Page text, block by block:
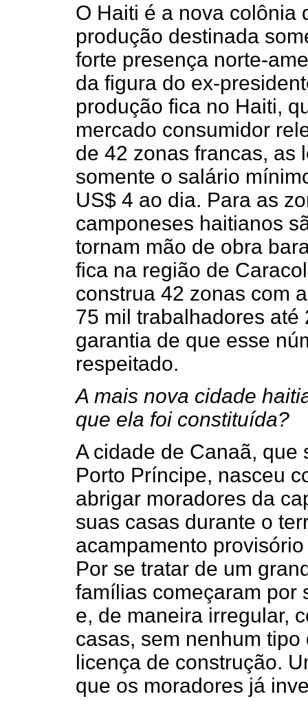
O Haiti é a nova colônia
produção destinada
forte presença norte-
da figura do ex-
produção fica no Haiti,
mercado consumidor
de 42 zonas francas, as
somente o salário
US$ 4 ao dia. Para as
camponeses haitianos
tornam mão de obra
fica na região de
construa 42 zonas com
75 mil trabalhadores
garantia de que esse
respeitado.
A mais nova cidade
que ela foi constituída?
A cidade de Canaã, que
Porto Príncipe, nasceu
abrigar moradores da
suas casas durante o
acampamento
Por se tratar de um
famílias começaram por
e, de maneira irregular,
casas, sem nenhum
licença de construção.
que os moradores já